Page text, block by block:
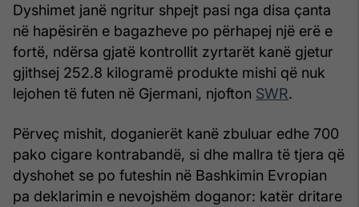
Dyshimet janë ngritur shpejt pasi nga disa çanta
në hapësirën e bagazheve po përhapej një erë e
fortë, ndërsa gjatë kontrollit zyrtarët kanë gjetur
gjithsej 252.8 kilogramë produkte mishi që nuk
lejohen të futen në Gjermani, njofton SWR.
Përveç mishit, doganierët kanë zbuluar edhe 700
pako cigare kontrabandë, si dhe mallra të tjera që
dyshohet se po futeshin në Bashkimin Evropian
pa deklarimin e nevojshëm doganor: katër dritare